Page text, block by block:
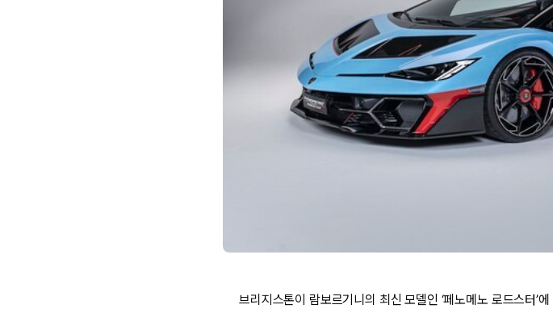
브리지스톤이 람보르기니의 최신 모델인 ‘페노메노 로드스터’